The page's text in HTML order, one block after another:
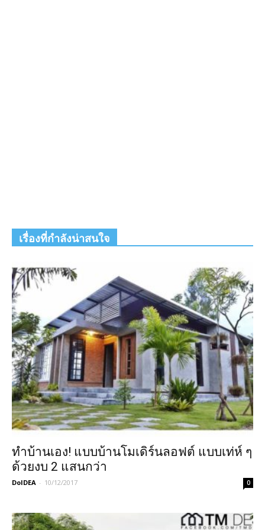
เรื่องที่กำลังน่าสนใจ
ทำบ้านเอง! แบบบ้านโมเดิร์นลอฟต์ แบบเท่ห์ ๆ
ด้วยงบ 2 แสนกว่า
DoIDEA - 10/12/2017 0